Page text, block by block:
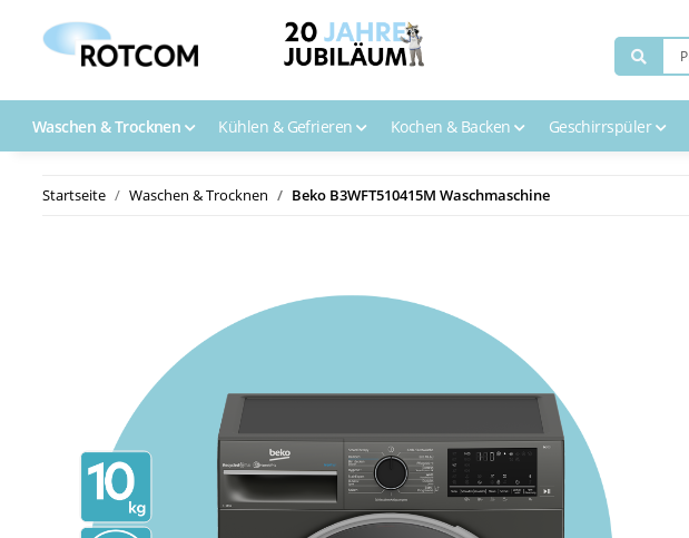
Waschen & Trocknen Kühlen & Gefrieren Kochen & Backen Geschirrspüler
Startseite Waschen & Trocknen Beko B3WFT510415M Waschmaschine